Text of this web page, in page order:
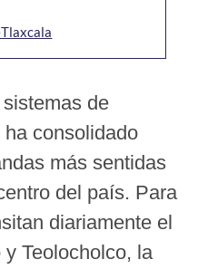
de
consolidado
más sentidas
del país. Para
diariamente el
Teolocholco, la